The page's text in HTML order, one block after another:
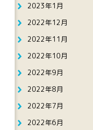
2023年1月
2022年12月
2022年11月
2022年10月
2022年9月
2022年8月
2022年7月
2022年6月